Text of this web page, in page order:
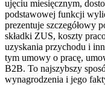
ujęciu miesięcznym,
podstawowej funkcji
prezentuje szczegółowy
składki ZUS, koszty
uzyskania przychodu i
tym umowy o pracę,
B2B. To najszybszy
wynagrodzenia i jego